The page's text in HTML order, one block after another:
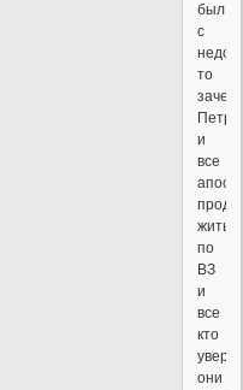
был
с
то
зачем
Петр
и
все
жить
по
ВЗ
и
все
кто
они